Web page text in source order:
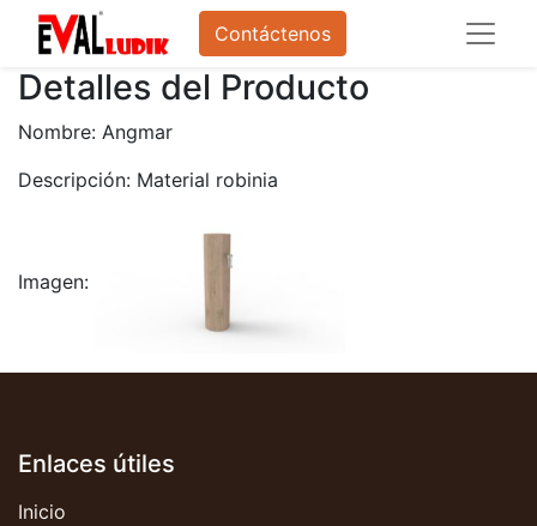
Contáctenos
Detalles del Producto
Nombre: Angmar
Descripción: Material robinia
Imagen:
Enlaces útiles
Inicio